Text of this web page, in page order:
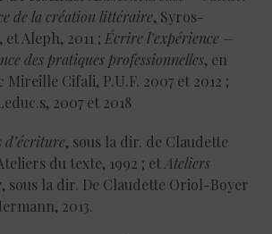
de la création littéraire, Syros-
Aleph, 2011 ; Écrire l’expérience –
des pratiques professionnelles, en
Cifali, P.U.F. 2007 et 2012 ;
2007 et 2018
d’écriture, sous la dir. de Claudette
du texte, 1992 ; et Ateliers
, sous la dir. De Claudette Oriol-Boyer
2013.